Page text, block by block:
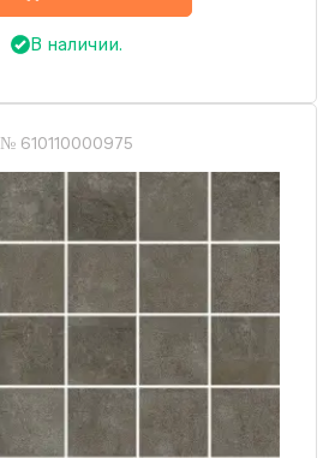
В наличии.
№ 610110000975